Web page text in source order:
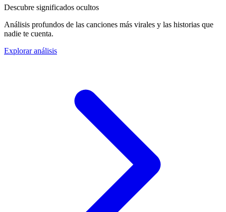
Descubre significados ocultos
Análisis profundos de las canciones más virales y las historias que
nadie te cuenta.
Explorar análisis